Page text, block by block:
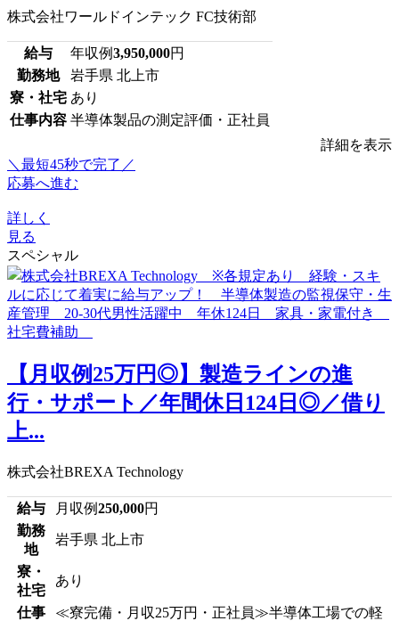
株式会社ワールドインテック FC技術部
給与 年収例3,950,000円
勤務地
岩手県 北上市
寮・社宅 あり
仕事内容 半導体製品の測定評価・正社員
詳細を表示
＼最短45秒で完了／
応募へ進む
詳しく
見る
スペシャル
【月収例25万円◎】製造ラインの進
行・サポート／年間休日124日◎／借り
上...
株式会社BREXA Technology
給与 月収例250,000円
勤務
地
岩手県 北上市
寮・
社宅
あり
仕事
≪寮完備・月収25万円・正社員≫半導体工場での軽